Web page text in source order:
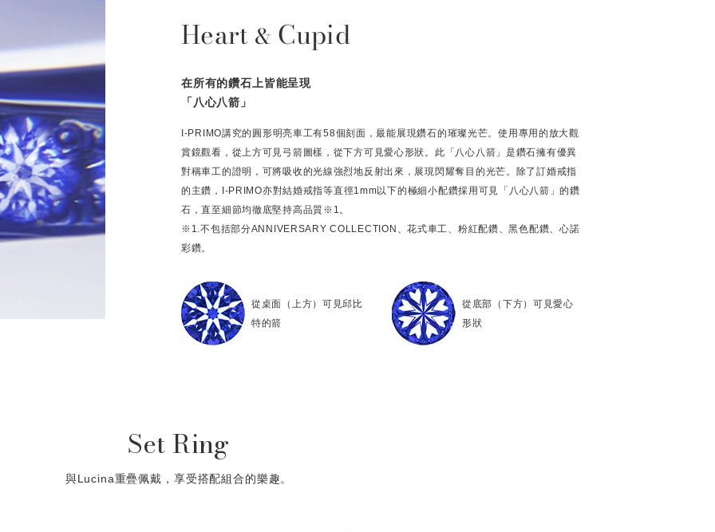
Heart & Cupid
在所有的鑽石上皆能呈現
「八心八箭」
I-PRIMO講究的圓形明亮車工有58個刻面，最能展現鑽石的璀璨光芒。使用專用的放大觀
賞鏡觀看，從上方可見弓箭圖樣，從下方可見愛心形狀。此「八心八箭」是鑽石擁有優異
對稱車工的證明，可將吸收的光線強烈地反射出來，展現閃耀奪目的光芒。除了訂婚戒指
的主鑽，I-PRIMO亦對結婚戒指等直徑1mm以下的極細小配鑽採用可見「八心八箭」的鑽
石，直至細節均徹底堅持高品質※1。
※1.不包括部分ANNIVERSARY COLLECTION、花式車工、粉紅配鑽、黑色配鑽、心諾
彩鑽。
從桌面（上方）可見邱比
特的箭
從底部（下方）可見愛心
形狀
Set Ring
與Lucina重疊佩戴，享受搭配組合的樂趣。